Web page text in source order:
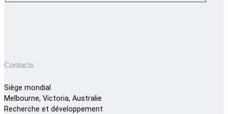
Contacts
Siège mondial
Melbourne, Victoria, Australie
Recherche et développement